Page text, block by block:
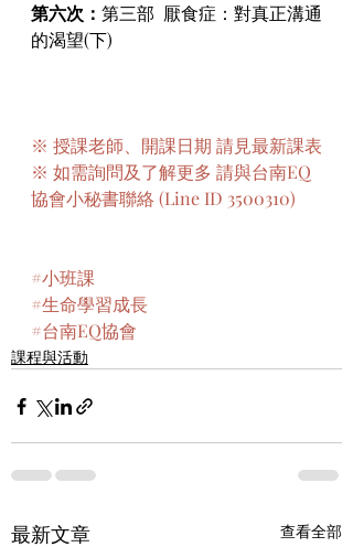
第六次： 第三部  厭食症：對真正溝通
的渴望(下)
※ 授課老師、開課日期 請見最新課表
※ 如需詢問及了解更多 請與台南EQ
協會小秘書聯絡 (Line ID 3500310)
#小班課
#生命學習成長
#台南EQ協會
課程與活動
最新文章 查看全部